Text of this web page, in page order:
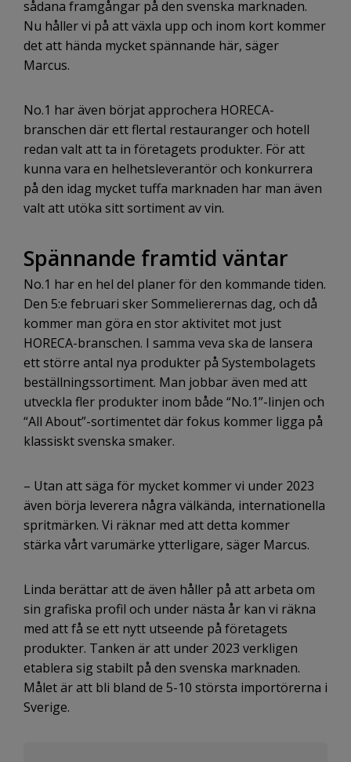
sådana framgångar på den svenska marknaden.
Nu håller vi på att växla upp och inom kort kommer
det att hända mycket spännande här, säger
Marcus.
No.1 har även börjat approchera HORECA-
branschen där ett flertal restauranger och hotell
redan valt att ta in företagets produkter. För att
kunna vara en helhetsleverantör och konkurrera
på den idag mycket tuffa marknaden har man även
valt att utöka sitt sortiment av vin.
Spännande framtid väntar
No.1 har en hel del planer för den kommande tiden.
Den 5:e februari sker Sommelierernas dag, och då
kommer man göra en stor aktivitet mot just
HORECA-branschen. I samma veva ska de lansera
ett större antal nya produkter på Systembolagets
beställningssortiment. Man jobbar även med att
utveckla fler produkter inom både “No.1”-linjen och
“All About”-sortimentet där fokus kommer ligga på
klassiskt svenska smaker.
– Utan att säga för mycket kommer vi under 2023
även börja leverera några välkända, internationella
spritmärken. Vi räknar med att detta kommer
stärka vårt varumärke ytterligare, säger Marcus.
Linda berättar att de även håller på att arbeta om
sin grafiska profil och under nästa år kan vi räkna
med att få se ett nytt utseende på företagets
produkter. Tanken är att under 2023 verkligen
etablera sig stabilt på den svenska marknaden.
Målet är att bli bland de 5-10 största importörerna i
Sverige.